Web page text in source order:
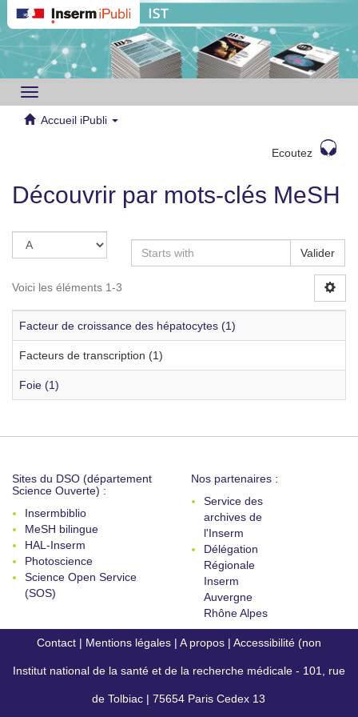
Toggle
navigation
Accueil iPubli
Ecoutez
Découvrir par mots-clés MeSH
Valider
Voici les éléments 1-3
Facteur de croissance des hépatocytes (1)
Facteurs de transcription (1)
Foie (1)
Sites du DSO (département
Science Ouverte) :
Insermbiblio
MeSH bilingue
HAL-Inserm
Photoscience
Science Open Service
(SOS)
Nos partenaires :
Service des
archives de
l'Inserm
Délégation
Régionale
Inserm
Auvergne
Rhône Alpes
Contact | Mentions légales | A propos | Accessibilité (non
conforme)
Institut national de la santé et de la recherche médicale - 101, rue
de Tolbiac | 75654 Paris Cedex 13